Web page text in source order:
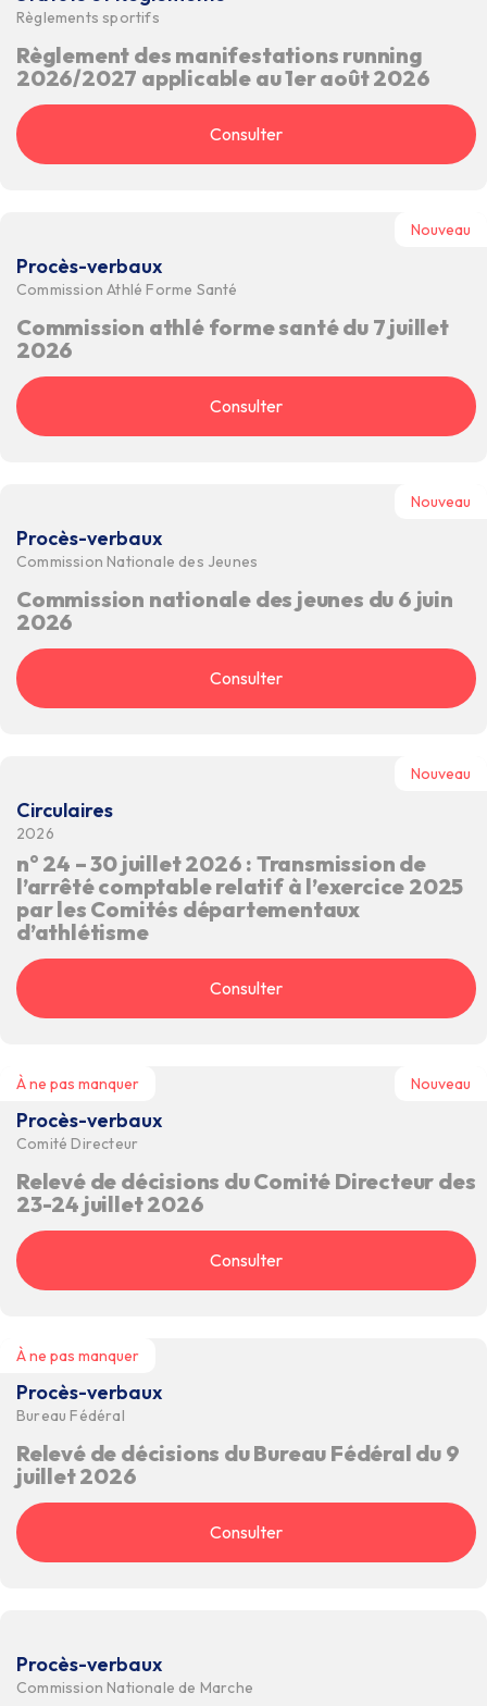
Règlements sportifs
Règlement des manifestations running
2026/2027 applicable au 1er août 2026
Consulter
Nouveau
Procès-verbaux
Commission Athlé Forme Santé
Commission athlé forme santé du 7 juillet
2026
Consulter
Nouveau
Procès-verbaux
Commission Nationale des Jeunes
Commission nationale des jeunes du 6 juin
2026
Consulter
Nouveau
Circulaires
2026
n° 24 – 30 juillet 2026 : Transmission de
l’arrêté comptable relatif à l’exercice 2025
par les Comités départementaux
d’athlétisme
Consulter
Nouveau
À ne pas manquer
Procès-verbaux
Comité Directeur
Relevé de décisions du Comité Directeur des
23-24 juillet 2026
Consulter
À ne pas manquer
Procès-verbaux
Bureau Fédéral
Relevé de décisions du Bureau Fédéral du 9
juillet 2026
Consulter
Procès-verbaux
Commission Nationale de Marche